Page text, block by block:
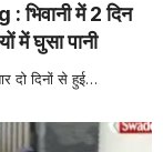
में 2 दिन
में घुसा पानी
दो दिनों से हुई…